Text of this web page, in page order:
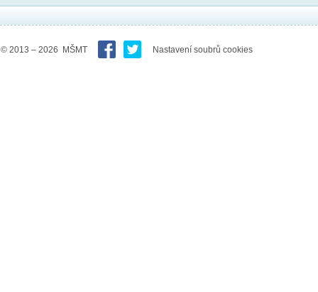
© 2013 – 2026 MŠMT Nastavení soubrů cookies